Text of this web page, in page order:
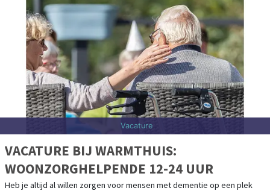
Vacature
VACATURE BIJ WARMTHUIS:
WOONZORGHELPENDE 12-24 UUR
Heb je altijd al willen zorgen voor mensen met dementie op een plek